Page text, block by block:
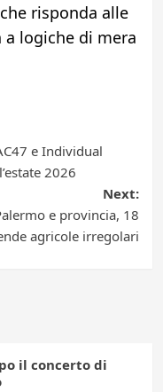
risponda alle
a logiche di mera
e Individual
2026
Next:
e provincia, 18
agricole irregolari
il concerto di